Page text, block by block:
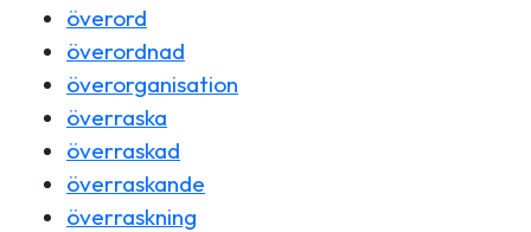
överord
överordnad
överorganisation
överraska
överraskad
överraskande
överraskning